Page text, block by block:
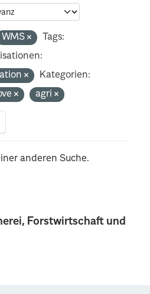
Forstwirtschaft und
WMS
Tags:
Kategorien:
agri
anderen Suche.